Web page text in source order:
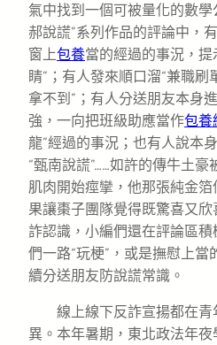
氣中找到一個可被量化的數
郝說謊”系列作品的評論中，
窗上包養當的經過的事況，
睛”；有人發來順口溜“兼職
拿不到”；有人分送朋友本身
強，一向把班級助應當作包養
龍”經過的事況；也有人說本
“甄南說謊”……如許的傳牛土
肌肉開始痙攣，他那張純金
果讓棗子團隊覺得既驚喜又
詐認識，小編們還在評論區
們一路“玩梗”，或是撫慰上
續分送朋友防說謊常識。
線上線下反詐宣揚都在
異。本年暑期，東北政法年